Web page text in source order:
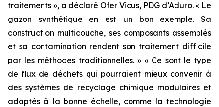
traitements », a déclaré Ofer Vicus, PDG d’Aduro. « Le
gazon synthétique en est un bon exemple. Sa
construction multicouche, ses composants assemblés
et sa contamination rendent son traitement difficile
par les méthodes traditionnelles. » « Ce sont le type
de flux de déchets qui pourraient mieux convenir à
des systèmes de recyclage chimique modulaires et
adaptés à la bonne échelle, comme la technologie